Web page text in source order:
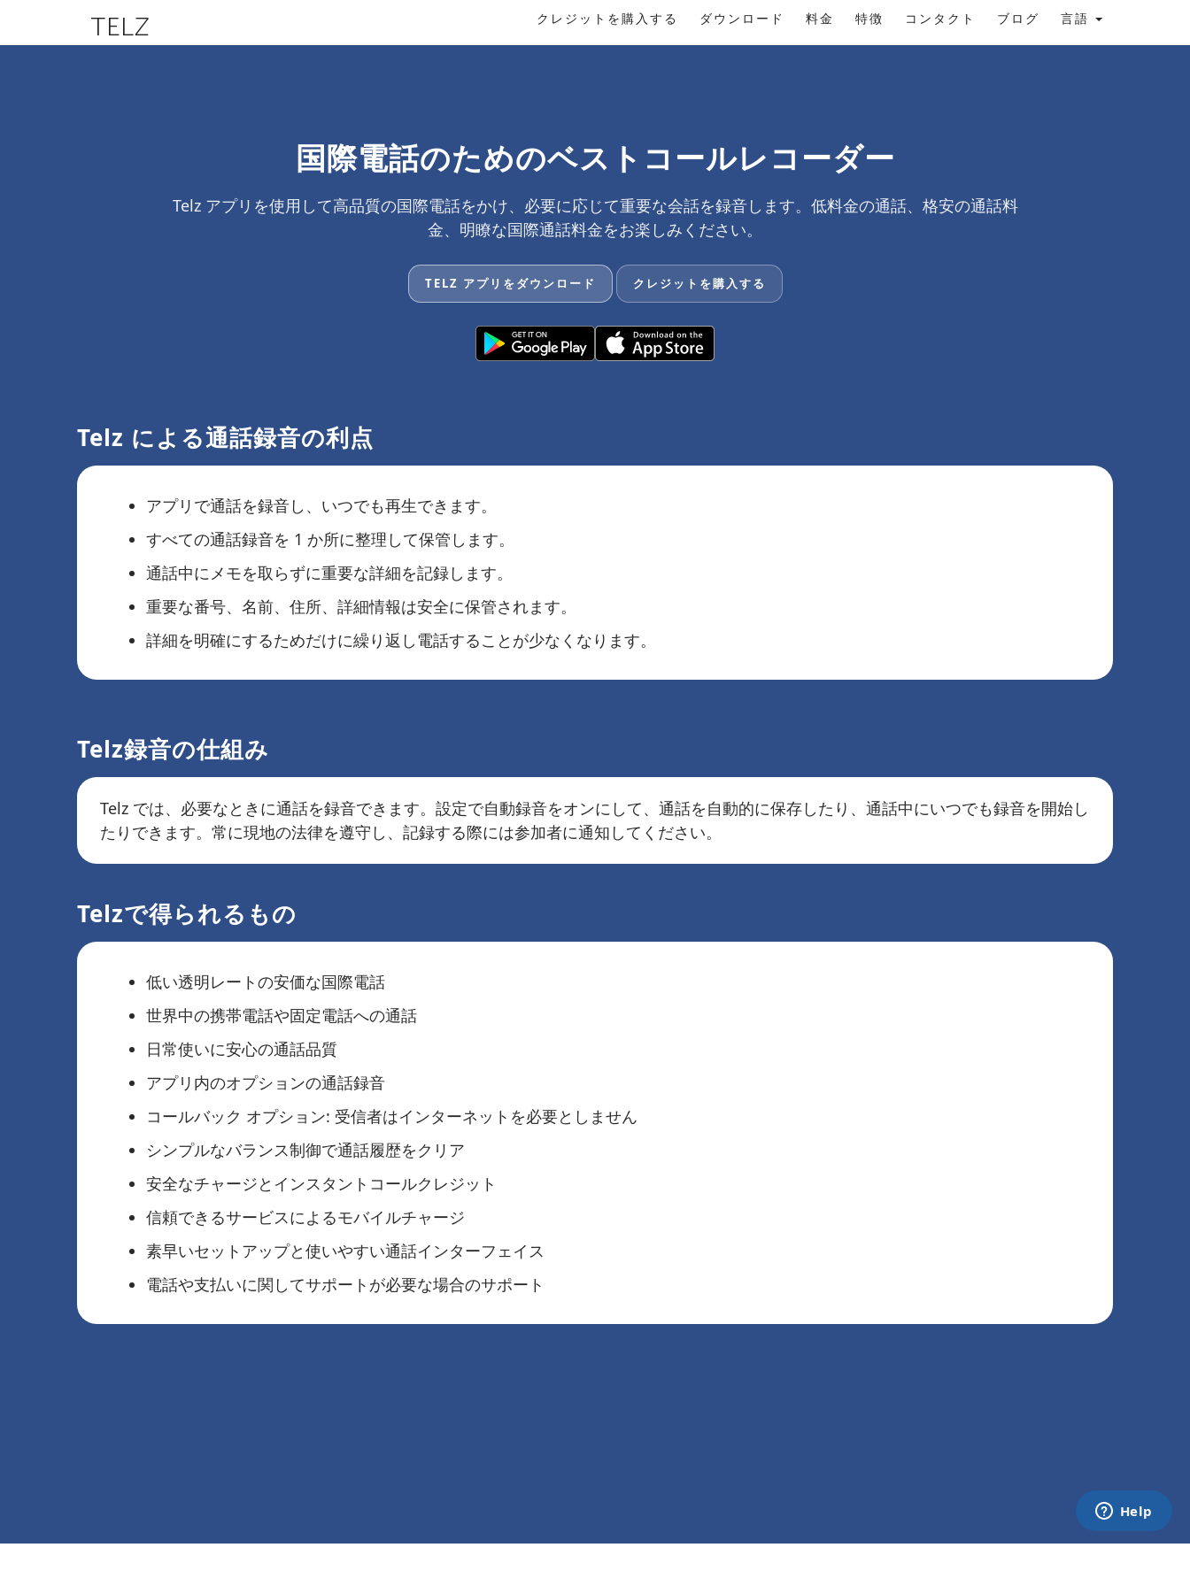
TELZ クレジットを購入する ダウンロード 料金 特徴 コンタクト ブログ 言語
国際電話のためのベストコールレコーダー
Telz アプリを使用して高品質の国際電話をかけ、必要に応じて重要な会話を録音します。低料金の通話、格安の通話料
金、明瞭な国際通話料金をお楽しみください。
TELZ アプリをダウンロード クレジットを購入する
Telz による通話録音の利点
アプリで通話を録音し、いつでも再生できます。
すべての通話録音を 1 か所に整理して保管します。
通話中にメモを取らずに重要な詳細を記録します。
重要な番号、名前、住所、詳細情報は安全に保管されます。
詳細を明確にするためだけに繰り返し電話することが少なくなります。
Telz録音の仕組み
Telz では、必要なときに通話を録音できます。設定で自動録音をオンにして、通話を自動的に保存したり、通話中にいつでも録音を開始し
たりできます。常に現地の法律を遵守し、記録する際には参加者に通知してください。
Telzで得られるもの
低い透明レートの安価な国際電話
世界中の携帯電話や固定電話への通話
日常使いに安心の通話品質
アプリ内のオプションの通話録音
コールバック オプション: 受信者はインターネットを必要としません
シンプルなバランス制御で通話履歴をクリア
安全なチャージとインスタントコールクレジット
信頼できるサービスによるモバイルチャージ
素早いセットアップと使いやすい通話インターフェイス
電話や支払いに関してサポートが必要な場合のサポート